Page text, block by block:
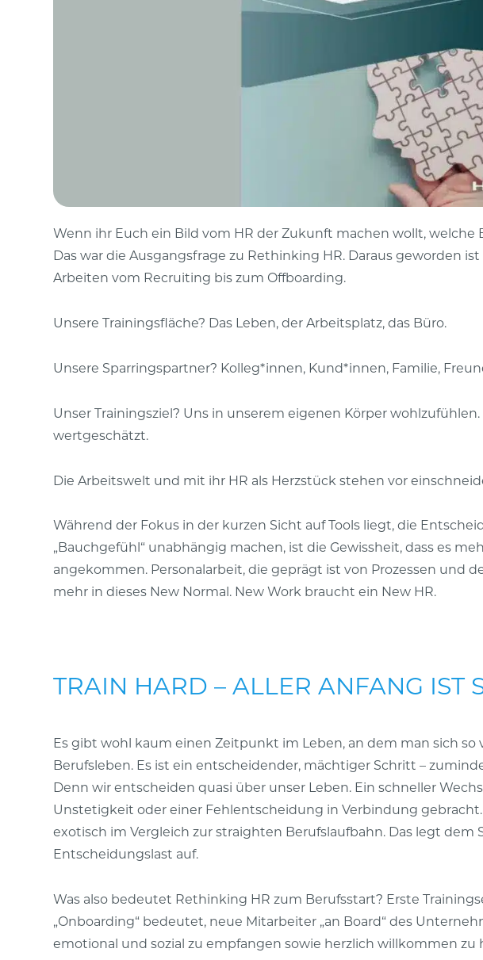
Wenn ihr Euch ein Bild vom HR der Zukunft machen wollt, welche
Das war die Ausgangsfrage zu Rethinking HR. Daraus geworden
Arbeiten vom Recruiting bis zum Offboarding.
Unsere Trainingsfläche? Das Leben, der Arbeitsplatz, das Büro.
Unsere Sparringspartner? Kolleg*innen, Kund*innen, Familie,
Unser Trainingsziel? Uns in unserem eigenen Körper
wertgeschätzt.
Die Arbeitswelt und mit ihr HR als Herzstück stehen vor
Während der Fokus in der kurzen Sicht auf Tools liegt, die
„Bauchgefühl“ unabhängig machen, ist die Gewissheit, dass es
angekommen. Personalarbeit, die geprägt ist von Prozessen und
mehr in dieses New Normal. New Work braucht ein New HR.
TRAIN HARD – ALLER ANFANG IST
Es gibt wohl kaum einen Zeitpunkt im Leben, an dem man sich so
Berufsleben. Es ist ein entscheidender, mächtiger Schritt –
Denn wir entscheiden quasi über unser Leben. Ein schneller
Unstetigkeit oder einer Fehlentscheidung in Verbindung
exotisch im Vergleich zur straighten Berufslaufbahn. Das legt dem
Entscheidungslast auf.
Was also bedeutet Rethinking HR zum Berufsstart? Erste
„Onboarding“ bedeutet, neue Mitarbeiter „an Board“ des
emotional und sozial zu empfangen sowie herzlich willkommen zu